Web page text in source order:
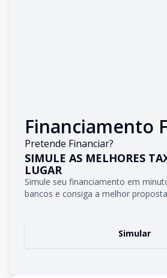
Financiamento
Pretende Financiar?
SIMULE AS MELHORES
LUGAR
Simule seu financiamento em
bancos e consiga a melhor
Simular